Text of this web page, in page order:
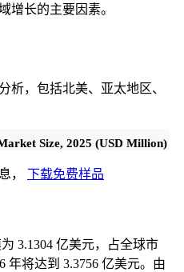
增长的主要因素。
析，包括北美、亚太地区、
Size, 2025 (USD Million)
， 下载免费样品
3.1304 亿美元，占全球市
年将达到 3.3756 亿美元。由